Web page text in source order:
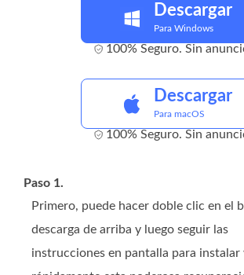
Descargar
Para Windows
100% Seguro. Sin
Descargar
Para macOS
100% Seguro. Sin
Paso 1.
Primero, puede hacer doble clic en el
descarga de arriba y luego seguir las
instrucciones en pantalla para instalar